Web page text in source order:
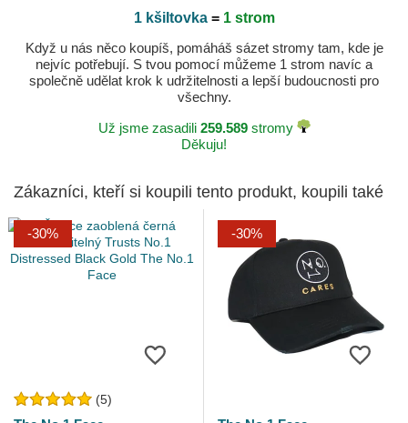
1 kšiltovka= 1 strom
Když u nás něco koupíš, pomáháš sázet stromy tam, kde je
nejvíc potřebují. S tvou pomocí můžeme 1 strom navíc a
společně udělat krok k udržitelnosti a lepší budoucnosti pro
všechny.
Už jsme zasadili 259.589stromy
Děkuju!
Zákazníci, kteří si koupili tento produkt, koupili také
-30%
(5)
-30%